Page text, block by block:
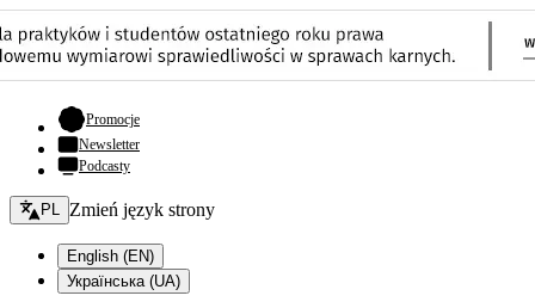
Promocje- otwiera się w nowej karcie
Newsletter
Podcasty
Zmień język - bieżący:
PL Zmień język strony
English (EN)
Українська (UA)